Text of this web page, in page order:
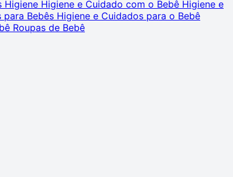
Higiene Higiene e Cuidado com o Bebê Higiene e
para Bebês Higiene e Cuidados para o Bebê
Roupas de Bebê